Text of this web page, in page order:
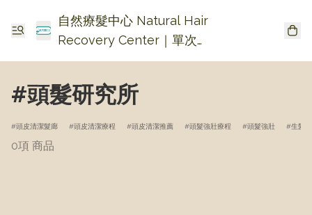
自然療髮中心 Natural Hair
Recovery Center｜單次收
費生髮・頭皮頭瘡護理
#頭髮研究所
頭皮清潔髮廊 頭皮清潔療程 頭皮清潔推薦 頭髮強壯療程 頭髮強壯 生髮
0項 商品